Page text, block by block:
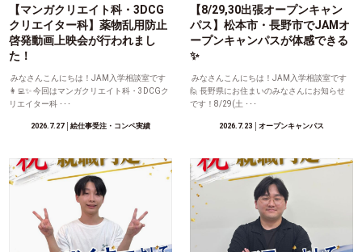
【マンガクリエイト科・3DCG
クリエイター科】薬物乱用防止
啓発動画上映会が行われまし
た！
みなさんこんにちは！JAM入学相談室です
👩‍💻✨ 今回はマンガクリエイト科・3DCGク
リエイター科 ･･･
2026.7.27│絵仕事受注・コンペ実績
【8/29,30出張オープンキャン
パス】松本市・長野市でJAMオ
ープンキャンパスが体感できる
✨
みなさんこんにちは！JAM入学相談室です
🙋 長野県にお住まいのみなさんにお知らせ
です！8/29(土 ･･･
2026.7.23 │オープンキャンパス